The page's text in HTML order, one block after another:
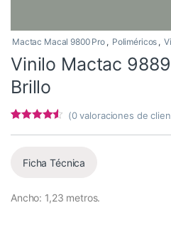
Mactac Macal 9800 Pro , Poliméricos ,
Vinilo Mactac
Brillo
valoracione
(0valoraciones de
Ficha Técnica
Ancho: 1,23 metros.